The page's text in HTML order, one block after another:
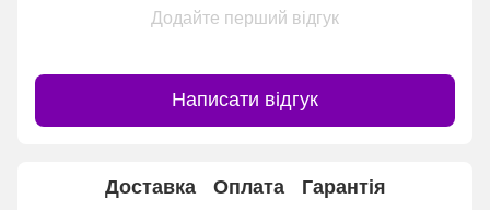
Додайте перший відгук
Написати відгук
Доставка Оплата Гарантія